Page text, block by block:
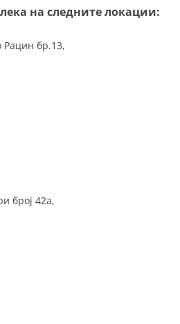
СОБРАНИЕ
ДЕЈНОСТ
на следните локации:
Рацин бр.13,
број 42а,